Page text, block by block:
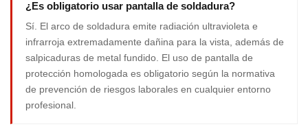
¿Es obligatorio usar pantalla de soldadura?
Sí. El arco de soldadura emite radiación ultravioleta e
infrarroja extremadamente dañina para la vista, además de
salpicaduras de metal fundido. El uso de pantalla de
protección homologada es obligatorio según la normativa
de prevención de riesgos laborales en cualquier entorno
profesional.